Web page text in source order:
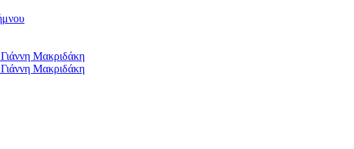
Μακριδάκη
Μακριδάκη